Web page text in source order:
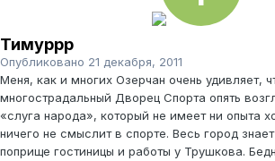
Тимуррр
Опубликовано 21 декабря, 2011
Меня, как и многих Озeрчан очень удивляет,
многострадальный Дворец Спорта опять
«слуга народа», который не имеет ни опыта
ничего не смыслит в спорте. Весь город
поприще гостиницы и работы у Трушкова.